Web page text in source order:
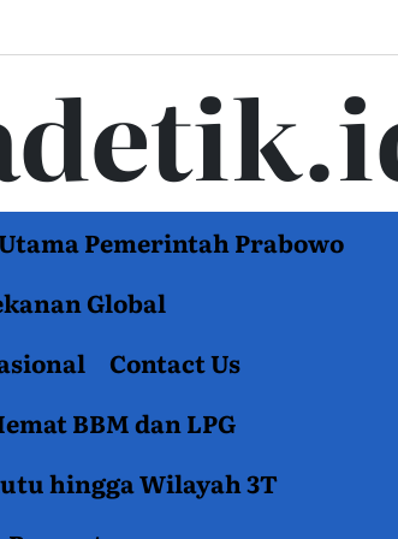
Pemerintah Prabowo
Global
Contact Us
BBM dan LPG
hingga Wilayah 3T